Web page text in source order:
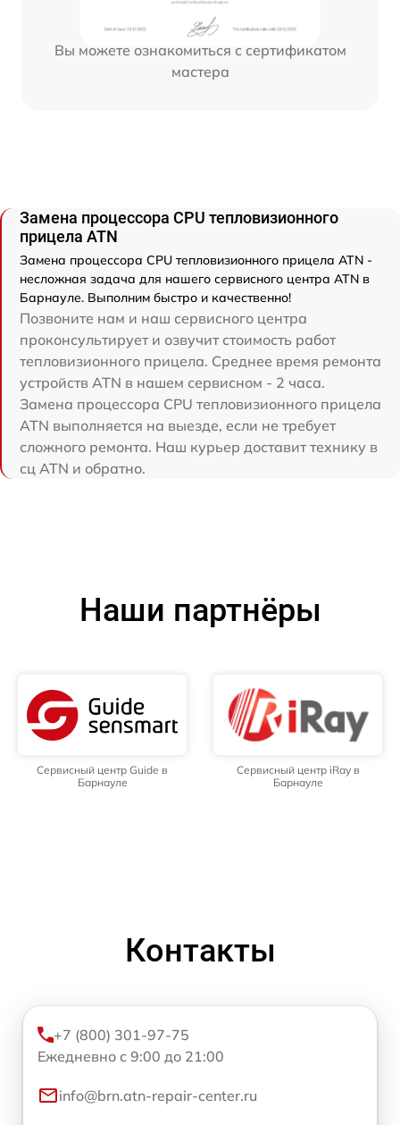
Вы можете ознакомиться с сертификатом
мастера
Замена процессора CPU тепловизионного
прицела ATN
Замена процессора CPU тепловизионного прицела ATN -
несложная задача для нашего сервисного центра ATN в
Барнауле. Выполним быстро и качественно!
Позвоните нам и наш сервисного центра
проконсультирует и озвучит стоимость работ
тепловизионного прицела. Среднее время ремонта
устройств ATN в нашем сервисном - 2 часа.
Замена процессора CPU тепловизионного прицела
ATN выполняется на выезде, если не требует
сложного ремонта. Наш курьер доставит технику в
сц ATN и обратно.
Наши партнёры
Сервисный центр Guide в
Барнауле
Сервисный центр iRay в
Барнауле
Контакты
+7 (800) 301-97-75
Ежедневно с 9:00 до 21:00
info@brn.atn-repair-center.ru